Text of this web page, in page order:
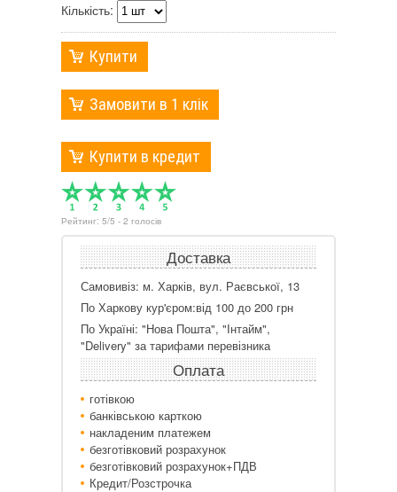
Кількість:
Купити
Замовити в 1 клік
Купити в кредит
Рейтинг: 5/5 - 2 голосів
Доставка
Самовивіз: м. Харків, вул. Раєвської, 13
По Харкову кур'єром:від 100 до 200 грн
По Україні: "Нова Пошта", "Інтайм",
"Delivery" за тарифами перевізника
Оплата
готівкою
банківською карткою
накладеним платежем
безготівковий розрахунок
безготівковий розрахунок+ПДВ
Кредит/Розстрочка